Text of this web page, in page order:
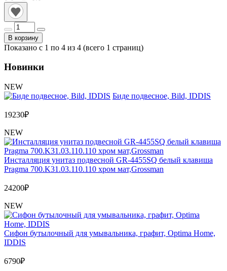
В корзину
Показано с 1 по 4 из 4 (всего 1 страниц)
Новинки
NEW
Биде подвесное, Bild, IDDIS
19230₽
NEW
Инсталляция унитаз подвесной GR-4455SQ белый клавиша
Pragma 700.K31.03.110.110 хром мат,Grossman
24200₽
NEW
Сифон бутылочный для умывальника, графит, Optima Home,
IDDIS
6790₽